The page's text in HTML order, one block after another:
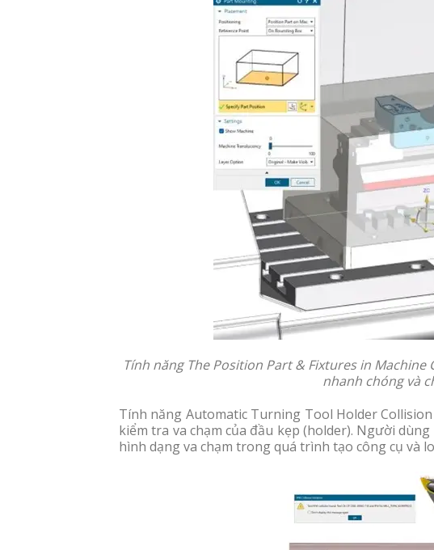
Tính năng The Position Part & Fixtures in
nhanh chóng và
Tính năng Automatic Turning Tool Holder
kiểm tra va chạm của đầu kẹp (holder). Người
hình dạng va chạm trong quá trình tạo công cụ và